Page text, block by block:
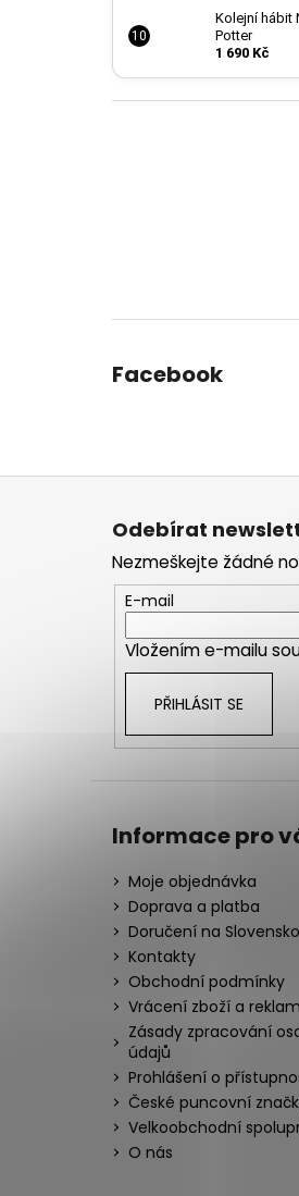
Kolejní hábit
Potter
1 690 Kč
Facebook
Odebírat
Nezmeškejte žádné
E-mail
Vložením e-mailu
PŘIHLÁSIT SE
Informace pro
Moje objednávka
Doprava a platba
Doručení na Slovensko
Kontakty
Obchodní podmínky
Vrácení zboží a
Zásady zpracování
údajů
Prohlášení o
České puncovní
Velkoobchodní
O nás